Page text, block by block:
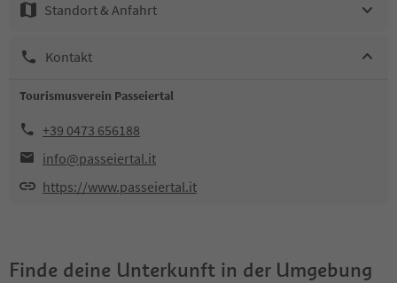
Standort & Anfahrt
Kontakt
Tourismusverein Passeiertal
+39 0473 656188
info@passeiertal.it
https://www.passeiertal.it
Finde deine Unterkunft in der Umgebung